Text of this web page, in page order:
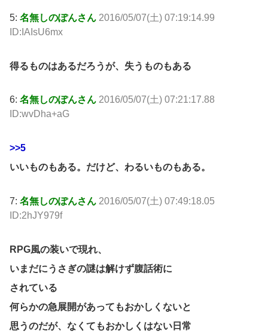
5: 名無しのぽんさん 2016/05/07(土) 07:19:14.99
ID:IAIsU6mx
得るものはあるだろうが、失うものもある
6: 名無しのぽんさん 2016/05/07(土) 07:21:17.88
ID:wvDha+aG
>>5
いいものもある。だけど、わるいものもある。
7: 名無しのぽんさん 2016/05/07(土) 07:49:18.05
ID:2hJY979f
RPG風の装いで現れ、
いまだにうさぎの謎は解けず腹話術に
されている
何らかの急展開があってもおかしくないと
思うのだが、なくてもおかしくはない日常